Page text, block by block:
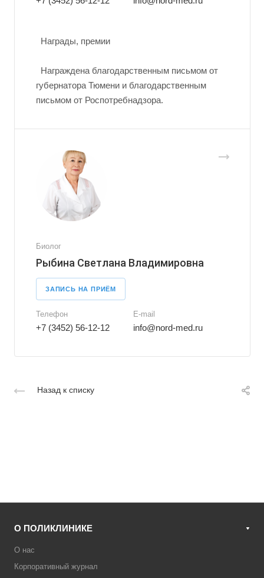
Награды, премии
Награждена благодарственным письмом от
губернатора Тюмени и благодарственным
письмом от Роспотребнадзора.
Биолог
Рыбина Светлана Владимировна
ЗАПИСЬ НА ПРИЁМ
Телефон
+7 (3452) 56-12-12
E-mail
info@nord-med.ru
Назад к списку
О ПОЛИКЛИНИКЕ
О нас
Корпоративный журнал